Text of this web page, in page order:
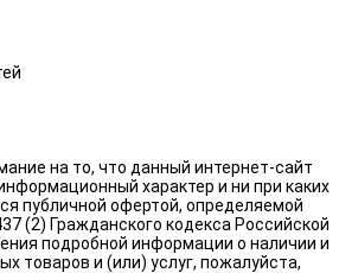
на то, что данный интернет-сайт
характер и ни при каких
публичной офертой, определяемой
(2) Гражданского кодекса Российской
подробной информации о наличии и
товаров и (или) услуг, пожалуйста,